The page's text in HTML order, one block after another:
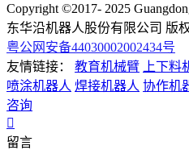
Copyright ©2017- 2025
东华沿机器人股份有限公司 版
粤公网安备44030002002434号
友情链接：
教育机械臂 上下料
喷涂机器人 焊接机器人 协作机
咨询
留言